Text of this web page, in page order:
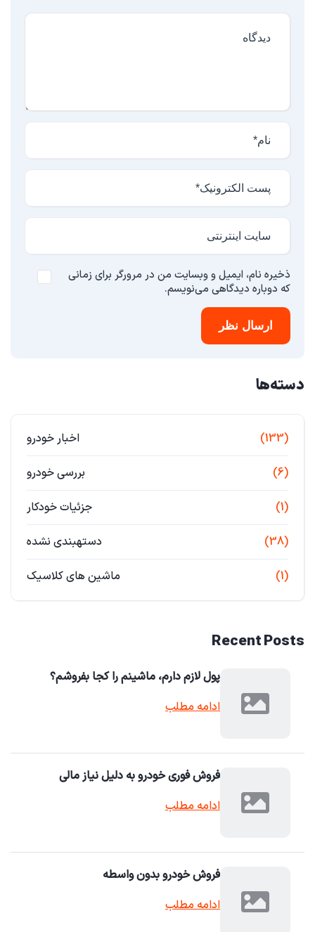
ذخیره نام، ایمیل و وبسایت من در مرورگر برای زمانی
که دوباره دیدگاهی می‌نویسم.
ارسال نظر
دسته‌ها
اخبار خودرو (133)
بررسی خودرو (6)
جزئیات خودکار (1)
دستهبندی نشده (38)
ماشین های کلاسیک (1)
Recent Posts
پول لازم دارم، ماشینم را کجا بفروشم؟
ادامه مطلب
فروش فوری خودرو به دلیل نیاز مالی
ادامه مطلب
فروش خودرو بدون واسطه
ادامه مطلب